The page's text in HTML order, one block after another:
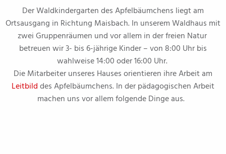
Der Waldkindergarten des Apfelbäumchens liegt am
Ortsausgang in Richtung Maisbach. In unserem Waldhaus mit
zwei Gruppenräumen und vor allem in der freien Natur
betreuen wir 3- bis 6-jährige Kinder – von 8:00 Uhr bis
wahlweise 14:00 oder 16:00 Uhr.
Die Mitarbeiter unseres Hauses orientieren ihre Arbeit am
Leitbilddes Apfelbäumchens. In der pädagogischen Arbeit
machen uns vor allem folgende Dinge aus.